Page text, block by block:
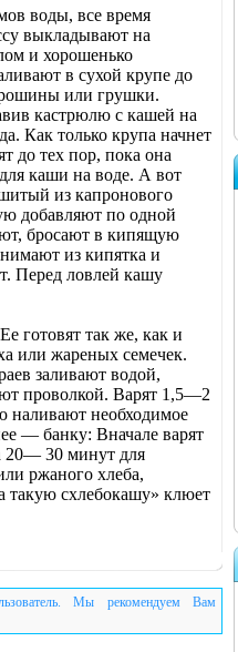
воды, все время
выкладывают на
и хорошенько
в сухой крупе до
или грушки.
кастрюлю с кашей на
Как только крупа начнет
до тех пор, пока она
каши на воде. А вот
из капронового
добавляют по одной
бросают в кипящую
из кипятка и
Перед ловлей кашу
готовят так же, как и
или жареных семечек.
заливают водой,
проволкой. Варят 1,5—2
наливают необходимое
— банку: Вначале варят
20— 30 минут для
ржаного хлеба,
такую схлебокашу» клюет
Мы рекомендуем Вам